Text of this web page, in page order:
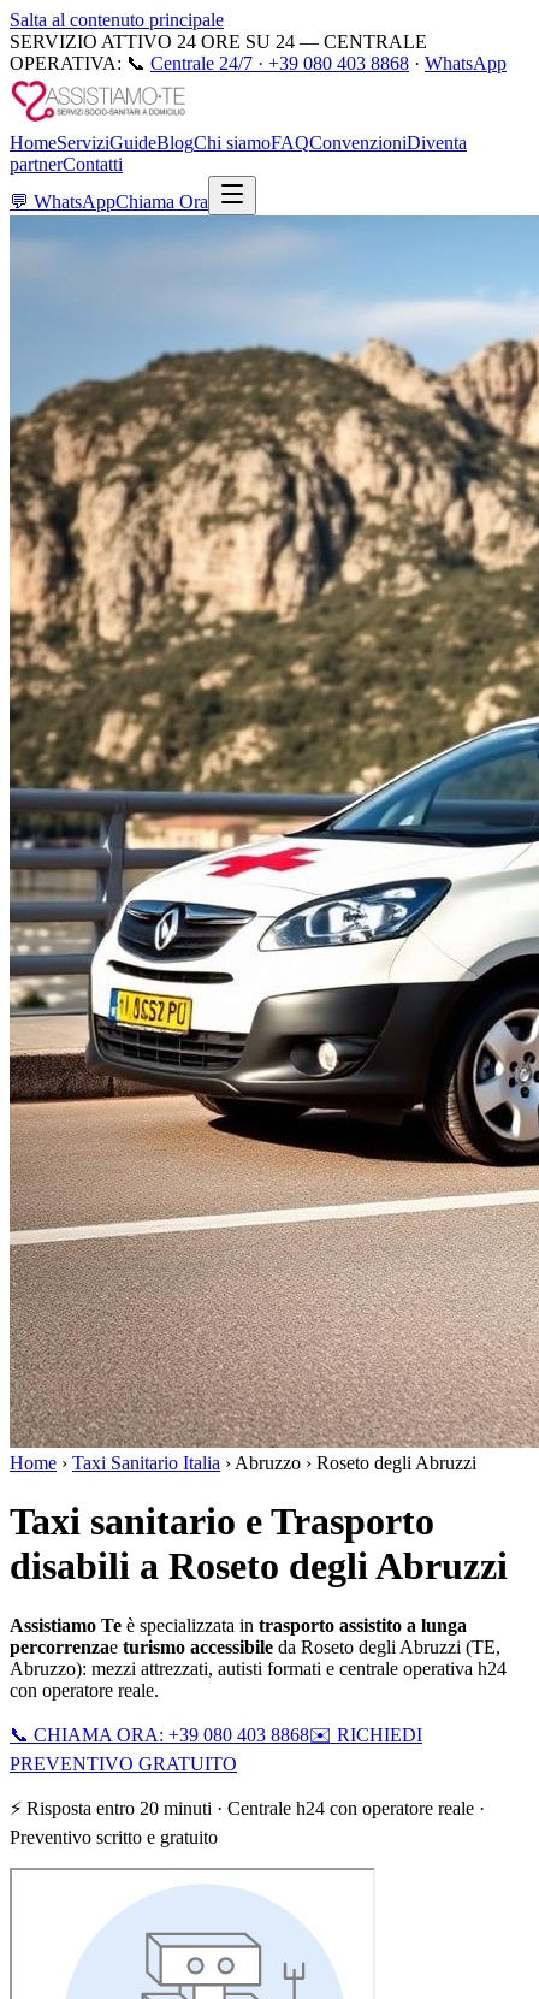
Salta al contenuto principale
SERVIZIO ATTIVO 24 ORE SU 24 — CENTRALE
OPERATIVA: 📞 Centrale 24/7 · +39 080 403 8868 · WhatsApp
HomeServiziGuideBlogChi siamoFAQConvenzioniDiventa
partnerContatti
💬 WhatsAppChiama Ora
Home › Taxi Sanitario Italia › Abruzzo › Roseto degli Abruzzi
Taxi sanitario e Trasporto
disabili a Roseto degli Abruzzi
Assistiamo Te è specializzata in trasporto assistito a lunga
percorrenzae turismo accessibile da Roseto degli Abruzzi (TE,
Abruzzo): mezzi attrezzati, autisti formati e centrale operativa h24
con operatore reale.
📞 CHIAMA ORA: +39 080 403 8868✉️ RICHIEDI
PREVENTIVO GRATUITO
⚡ Risposta entro 20 minuti · Centrale h24 con operatore reale ·
Preventivo scritto e gratuito